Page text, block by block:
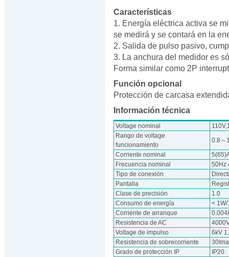
Características
1. Energía eléctrica activa se
se medirá y se contará en la
2. Salida de pulso pasivo,
3. La anchura del medidor es
Forma similar como 2P
Función opcional
Protección de carcasa
Información técnica
Voltage nominal
Rango de voltage
funcionamiento
0.8～
Corriente nominal
Frecuencia nominal
50Hz
Tipo de conexión
Pantalla
Clase de precisión
1.0
Consumo de energía
<
Corriente de arranque
Resistencia de AC
Voltage de impulso
6kV
Resistencia de sobrecorriente
Grado de protección IP
IP20